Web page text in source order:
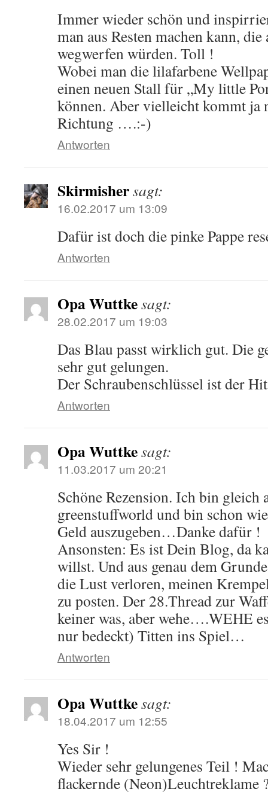
Immer wieder schön und
man aus Resten machen kann,
wegwerfen würden. Toll !
Wobei man die lilafarbene
einen neuen Stall für „My little
können. Aber vielleicht kommt ja
Richtung ….:-)
Antworten
Skirmishersagt:
16.02.2017 um 13:09
Dafür ist doch die pinke Pappe
Antworten
Opa Wuttkesagt:
28.02.2017 um 19:03
Das Blau passt wirklich gut. Die
sehr gut gelungen.
Der Schraubenschlüssel ist der
Antworten
Opa Wuttkesagt:
11.03.2017 um 20:21
Schöne Rezension. Ich bin gleich
greenstuffworld und bin schon
Geld auszugeben…Danke dafür !
Ansonsten: Es ist Dein Blog, da
willst. Und aus genau dem
die Lust verloren, meinen
zu posten. Der 28.Thread zur
keiner was, aber wehe….WEHE
nur bedeckt) Titten ins Spiel…
Antworten
Opa Wuttkesagt:
18.04.2017 um 12:55
Yes Sir !
Wieder sehr gelungenes Teil !
flackernde (Neon)Leuchtreklame